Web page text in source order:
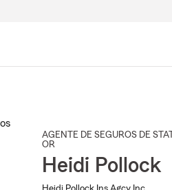
AGENTE DE SEGUROS DE
OR
Heidi Pollock